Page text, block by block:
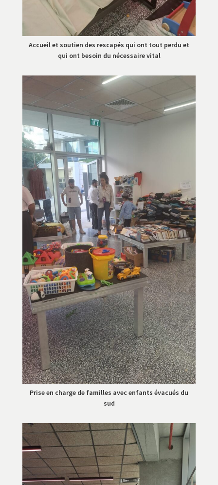
Accueil et soutien des rescapés qui ont tout perdu et
qui ont besoin du nécessaire vital
Prise en charge de familles avec enfants évacués du
sud